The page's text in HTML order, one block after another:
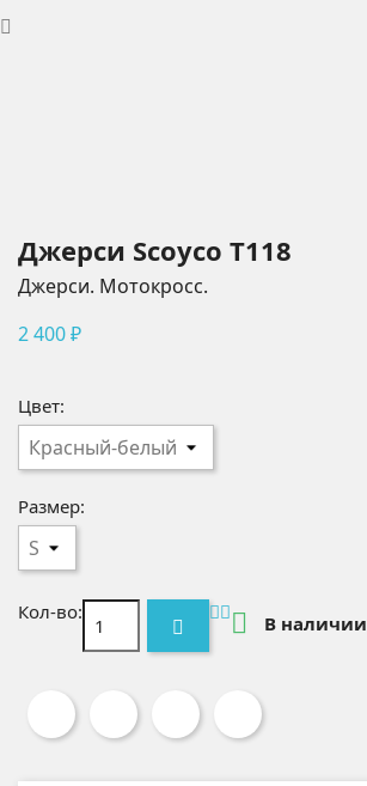
Джерси Scoyco T118
Джерси. Мотокросс.
2 400 ₽
Цвет:
Размер:
Кол-во:  В наличии